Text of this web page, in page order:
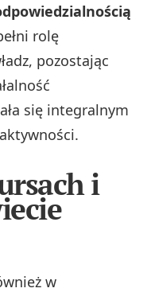
rolę
pozostając
się integralnym
i
w